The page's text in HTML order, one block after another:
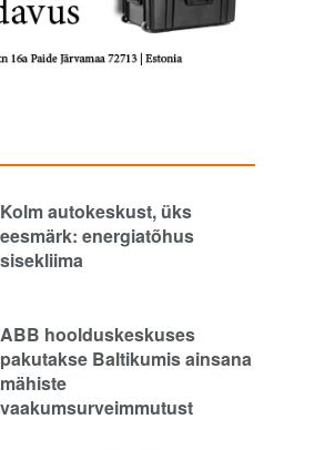
Kolm autokeskust, üks
eesmärk: energiatõhus
sisekliima
ABB hoolduskeskuses
pakutakse Baltikumis ainsana
mähiste
vaakumsurveimmutust